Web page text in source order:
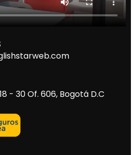
- 30 Of. 606, Bogotá D.C